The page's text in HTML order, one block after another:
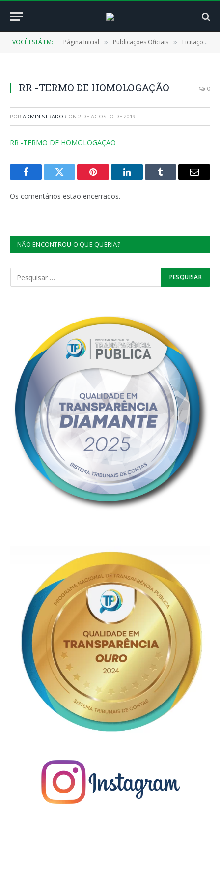
VOCÊ ESTÁ EM: Página Inicial » Publicações Oficiais » Licitações
RR -TERMO DE HOMOLOGAÇÃO 0
POR ADMINISTRADOR ON 2 DE AGOSTO DE 2019
RR -TERMO DE HOMOLOGAÇÃO
FacebookTwitter Pinterest LinkedInTumblr
E-
Os comentários estão encerrados.
NÃO ENCONTROU O QUE QUERIA?